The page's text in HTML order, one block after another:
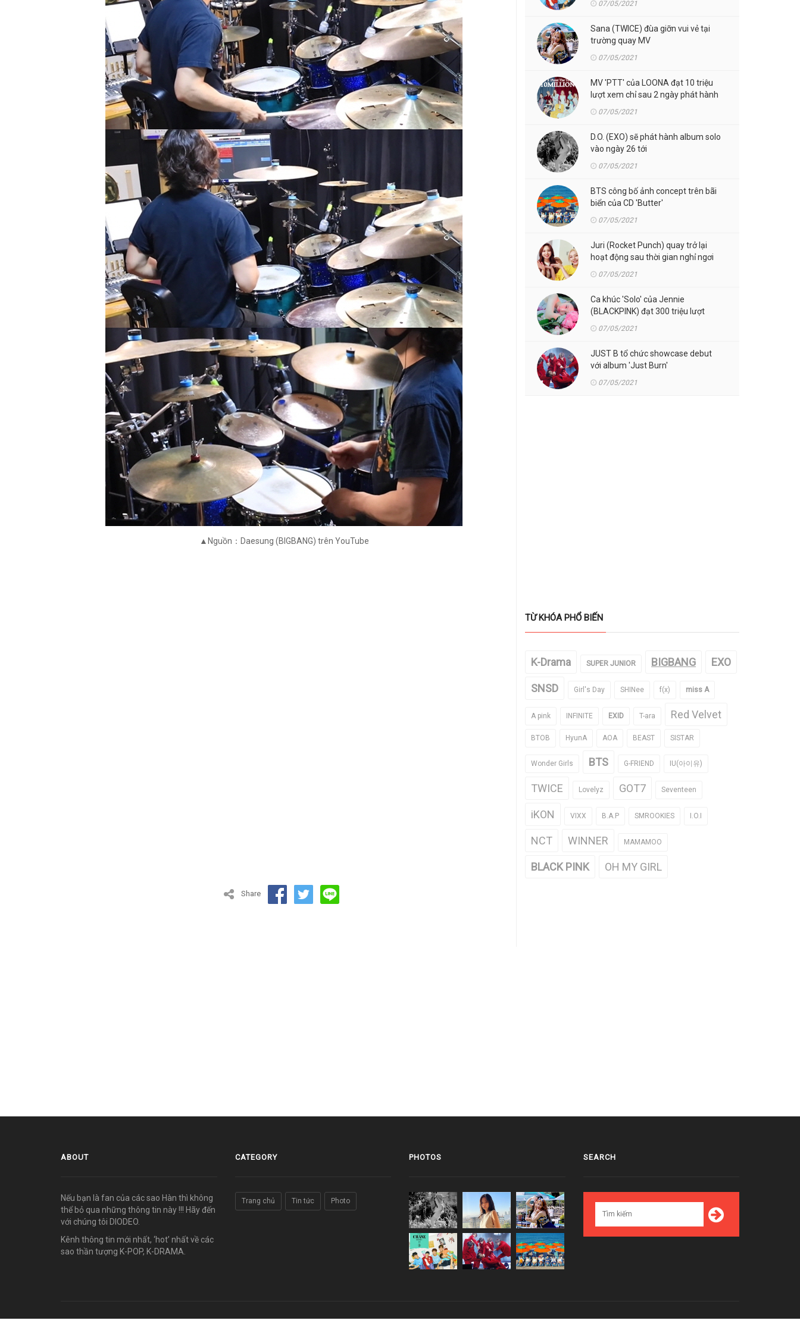
▲Nguồn：Daesung (BIGBANG) trên YouTube
Share
07/05/2021
Sana (TWICE) đùa giỡn vui vẻ tại
trường quay MV
07/05/2021
MV 'PTT' của LOONA đạt 10 triệu
lượt xem chỉ sau 2 ngày phát hành
07/05/2021
D.O. (EXO) sẽ phát hành album solo
vào ngày 26 tới
07/05/2021
BTS công bố ảnh concept trên bãi
biển của CD 'Butter'
07/05/2021
Juri (Rocket Punch) quay trở lại
hoạt động sau thời gian nghỉ ngơi
07/05/2021
Ca khúc 'Solo' của Jennie
(BLACKPINK) đạt 300 triệu lượt
07/05/2021
JUST B tổ chức showcase debut
với album 'Just Burn'
07/05/2021
TỪ KHÓA PHỔ BIẾN
K-Drama SUPER JUNIOR BIGBANG EXO
SNSD Girl's Day SHINee f(x) miss A
A pink INFINITE EXID T-ara Red Velvet
BTOB HyunA AOA BEAST SISTAR
Wonder Girls BTS G-FRIEND IU(아이유)
TWICE Lovelyz GOT7 Seventeen
iKON VIXX B.A.P SMROOKIES I.O.I
NCT WINNER MAMAMOO
BLACK PINK OH MY GIRL
ABOUT
Nếu bạn là fan của các sao Hàn thì không
thể bỏ qua những thông tin này !!! Hãy đến
với chúng tôi DIODEO.
Kênh thông tin mới nhất, ‘hot’ nhất về các
sao thần tượng K-POP, K-DRAMA.
CATEGORY
Trang chủ Tin tức Photo
PHOTOS SEARCH